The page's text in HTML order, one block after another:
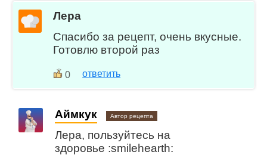
Лера
Спасибо за рецепт, очень вкусные.
Готовлю второй раз
0 ответить
Аймкук Автор рецепта
Лера, пользуйтесь на
здоровье :smilehearth: